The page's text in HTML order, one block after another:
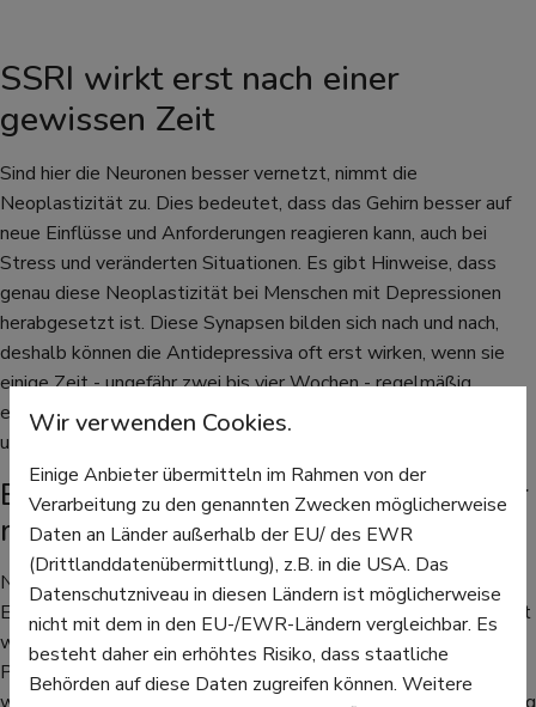
SSRI wirkt erst nach einer
gewissen Zeit
Sind hier die Neuronen besser vernetzt, nimmt die
Neoplastizität zu. Dies bedeutet, dass das Gehirn besser auf
neue Einflüsse und Anforderungen reagieren kann, auch bei
Stress und veränderten Situationen. Es gibt Hinweise, dass
genau diese Neoplastizität bei Menschen mit Depressionen
herabgesetzt ist. Diese Synapsen bilden sich nach und nach,
deshalb können die Antidepressiva oft erst wirken, wenn sie
einige Zeit - ungefähr zwei bis vier Wochen - regelmäßig
eingenommen werden. Darauf sollte bei der Behandlung
unbedingt geachtet werden, falls eine sofortige Hilfe nötig ist.
Behandlung bei einer Depression nur
mit ärztlicher Überwachung
Nicht nur bei Depressionen, sondern auch bei Angststörungen,
Ess- oder Zwangsstörungen können Antidepressiva eingesetzt
werden. Sind die Beschwerden nicht sehr schwer, können es
Patienten zunächst mit pflanzlichen, rezeptfreien Produkten
Wir verwenden Cookies.
Einige Anbieter übermitteln im Rahmen von der
Verarbeitung zu den genannten Zwecken möglicherweise
Daten an Länder außerhalb der EU/ des EWR
(Drittlanddatenübermittlung), z.B. in die USA. Das
Datenschutzniveau in diesen Ländern ist möglicherweise
nicht mit dem in den EU-/EWR-Ländern vergleichbar. Es
besteht daher ein erhöhtes Risiko, dass staatliche
Behörden auf diese Daten zugreifen können. Weitere